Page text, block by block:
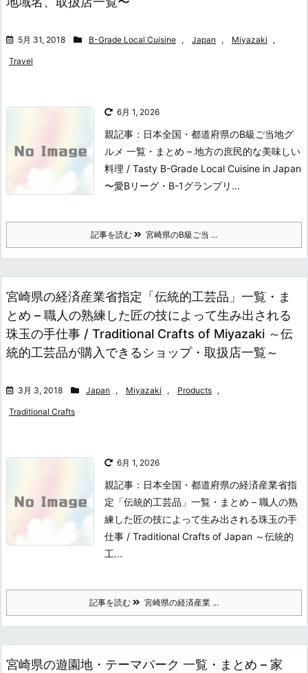
5月 31, 2018 B-Grade Local Cuisine , Japan , Miyazaki ,
Travel
6月 1, 2026
親記事：日本全国・都道府県のB級ご当地グ
ルメ 一覧・まとめ – 地方の庶民的な美味しい
料理 / Tasty B-Grade Local Cuisine in Japan
〜愛Bリーグ・B-1グランプリ...
記事を読む 宮崎県のB級ご当 ...
宮崎県の経済産業省指定「伝統的工芸品」一覧・ま
とめ – 職人の熟練した匠の技によって生み出される
珠玉の手仕事 / Traditional Crafts of Miyazaki ～伝
統的工芸品が購入できるショップ・取扱店一覧～
3月 3, 2018 Japan , Miyazaki , Products ,
Traditional Crafts
6月 1, 2026
親記事：日本全国・都道府県の経済産業省指
定「伝統的工芸品」一覧・まとめ – 職人の熟
練した匠の技によって生み出される珠玉の手
仕事 / Traditional Crafts of Japan ～伝統的
工...
記事を読む 宮崎県の経済産業 ...
宮崎県の遊園地・テーマパーク 一覧・まとめ – 家